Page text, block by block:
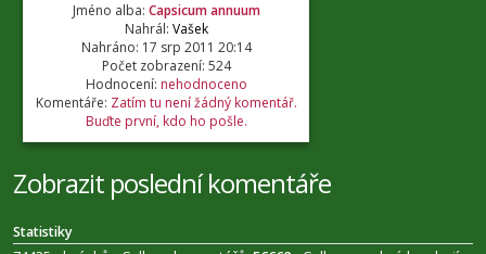
Jméno alba: Capsicum annuum
Nahrál: Vašek
Nahráno: 17 srp 2011 20:14
Počet zobrazení: 524
Hodnocení: nehodnoceno
Komentáře: Zatím tu není žádný komentář.
Buďte první, kdo ho pošle.
Zobrazit poslední komentáře
Statistiky